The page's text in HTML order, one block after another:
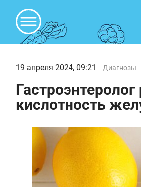
19 апреля 2024, 09:21 Диагнозы
кислотность